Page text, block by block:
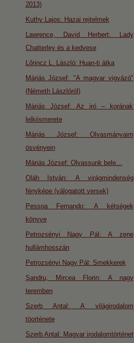
2013)
Kuthy Lajos: Hazai rejtelmek
Lawrence, David Herbert: Lady
Chatterley és a kedvese
Lőrincz L. László: Huan-ti átka
Máriás József: "A magyar vigyázó"
(Németh Lászlóról)
Máriás József: Az iró – korának
lelkiismerete
Máriás József: Olvasmányaim
ösvényein
Máriás József: Olvassunk bele…
Oláh István: A virágmindenség
fényképe (válogatott versek)
Pessoa Fernando: A kétségek
könyve
Petrozsényi Nagy Pál: A zene
hullámhosszán
Petrozsényi Nagy Pál: Smekkerek
Şandru, Mircea Florin: A nagy
teremben
Szerb Antal: A világirodalom
töorténete
Szerb Antal: Magyar irodalomtörténet